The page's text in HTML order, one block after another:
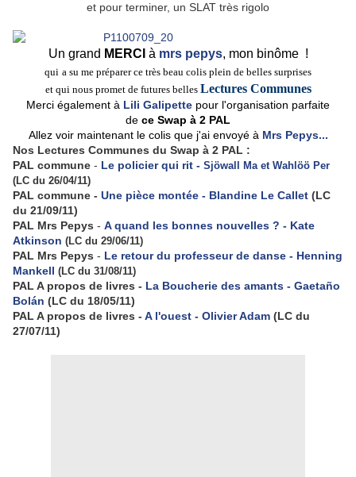
et pour terminer, un SLAT très rigolo
Un grand MERCI à mrs pepys, mon binôme !
qui a su me préparer ce très beau colis plein de belles surprises
et qui nous promet de futures belles Lectures Communes
Merci également à Lili Galipette pour l'organisation parfaite
de ce Swap à 2 PAL
Allez voir maintenant le colis que j'ai envoyé à Mrs Pepys...
Nos Lectures Communes du Swap à 2 PAL :
PAL commune - Le policier qui rit - Sjöwall Ma et Wahlöö Per
(LC du 26/04/11)
PAL commune - Une pièce montée - Blandine Le Callet (LC
du 21/09/11)
PAL Mrs Pepys - A quand les bonnes nouvelles ? - Kate
Atkinson (LC du 29/06/11)
PAL Mrs Pepys - Le retour du professeur de danse - Henning
Mankell (LC du 31/08/11)
PAL A propos de livres - La Boucherie des amants - Gaetaño
Bolán (LC du 18/05/11)
PAL A propos de livres - A l'ouest - Olivier Adam (LC du
27/07/11)